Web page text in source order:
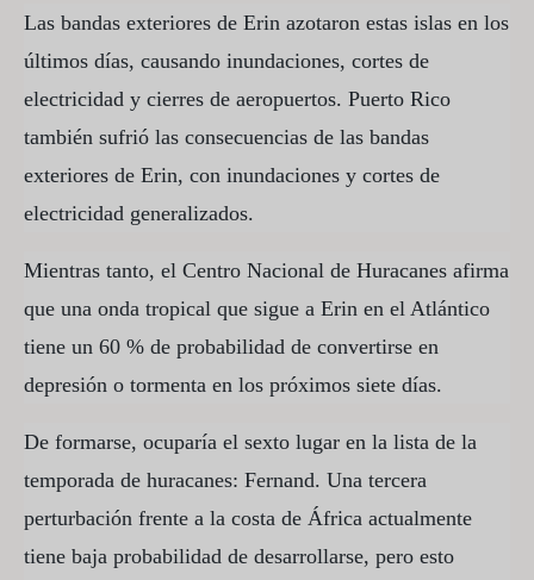
Las bandas exteriores de Erin azotaron estas islas en los
últimos días, causando inundaciones, cortes de
electricidad y cierres de aeropuertos. Puerto Rico
también sufrió las consecuencias de las bandas
exteriores de Erin, con inundaciones y cortes de
electricidad generalizados.
Mientras tanto, el Centro Nacional de Huracanes afirma
que una onda tropical que sigue a Erin en el Atlántico
tiene un 60 % de probabilidad de convertirse en
depresión o tormenta en los próximos siete días.
De formarse, ocuparía el sexto lugar en la lista de la
temporada de huracanes: Fernand. Una tercera
perturbación frente a la costa de África actualmente
tiene baja probabilidad de desarrollarse, pero esto